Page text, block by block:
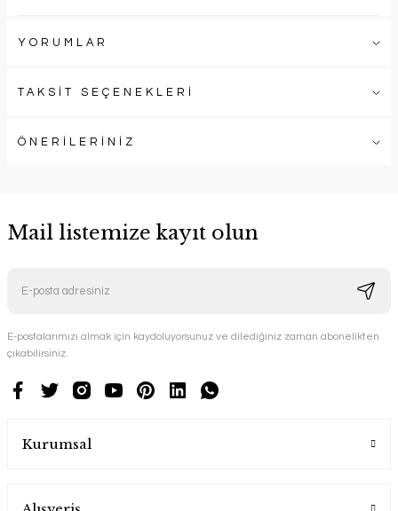
YORUMLAR
TAKSİT SEÇENEKLERİ
ÖNERİLERİNİZ
Mail listemize kayıt olun
E-postalarımızı almak için kaydoluyorsunuz ve dilediğiniz zaman abonelikten
çıkabilirsiniz.
Kurumsal